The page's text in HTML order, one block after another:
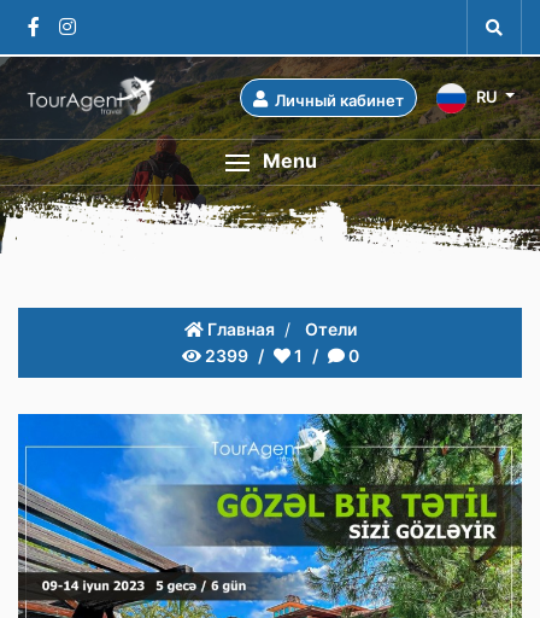
Личный кабинет RU
Menu
Главная
Отели
2399
1 0